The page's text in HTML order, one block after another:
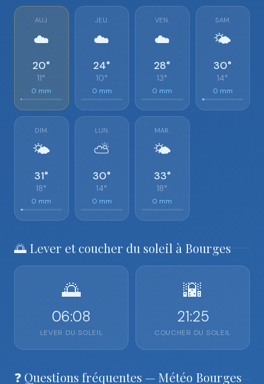
AUJ.
☁️
20°
11°
0 mm
JEU.
☁️
24°
10°
0 mm
VEN.
☁️
28°
13°
0 mm
SAM.
🌤️
30°
14°
0 mm
DIM.
🌤️
31°
18°
0 mm
LUN.
⛅
30°
14°
0 mm
MAR.
🌤️
33°
18°
0 mm
🌅 Lever et coucher du soleil à Bourges
🌅
06:08
LEVER DU SOLEIL
🌇
21:25
COUCHER DU SOLEIL
❓ Questions fréquentes — Météo Bourges